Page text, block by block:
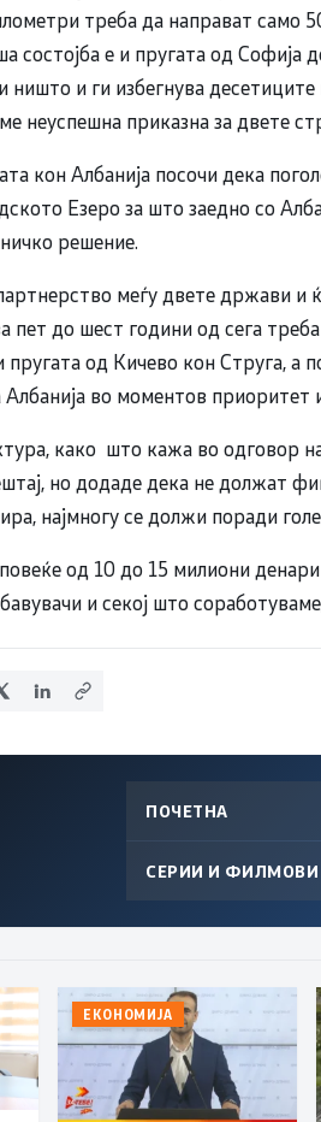
треба да направат само
состојба е и пругата од
ништо и ги избегнува
неуспешна приказна за двете
кон Албанија посочи дека
Езеро за што заедно со
решение.
меѓу двете држави и
пет до шест години од сега
од Кичево кон Струга, а
во моментов приоритет
како што кажа во одговор
но додаде дека не должат
најмногу се должи поради
од 10 до 15 милиони
и секој што
ПОЧЕТНА
СЕРИИ И ФИЛМОВИ
ЕКОНОМИЈА